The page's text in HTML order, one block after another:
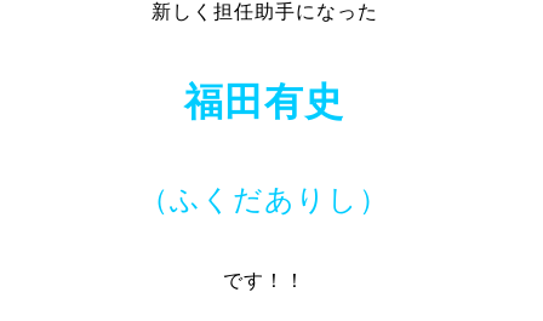
新しく担任助手になった
福田有史
（ふくだありし）
です！！